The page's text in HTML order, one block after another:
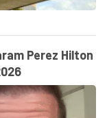
Perez Hilton